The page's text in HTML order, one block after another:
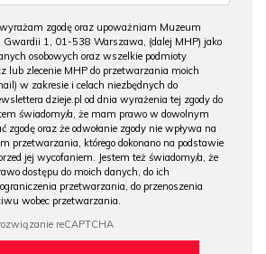
zgodę oraz upoważniam Muzeum
Gwardii 1, 01-538 Warszawa, (dalej MHP) jako
osobowych oraz wszelkie podmioty
lub zlecenie MHP do przetwarzania moich
w zakresie i celach niezbędnych do
dzieje.pl od dnia wyrażenia tej zgody do
świadomy/a, że mam prawo w dowolnym
zgodę oraz że odwołanie zgody nie wpływa na
przetwarzania, którego dokonano na podstawie
jej wycofaniem. Jestem też świadomy/a, że
dostępu do moich danych, do ich
przetwarzania, do przenoszenia
wobec przetwarzania.